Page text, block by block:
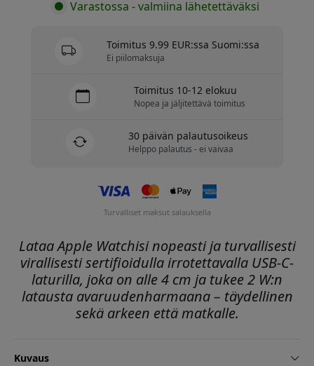
Varastossa - valmiina lähetettäväksi
Toimitus 9.99 EUR:ssa Suomi:ssa
Ei piilomaksuja
Toimitus 10-12 elokuu
Nopea ja jäljitettävä toimitus
30 päivän palautusoikeus
Helppo palautus - ei vaivaa
Turvalliset maksut salauksella
Lataa Apple Watchisi nopeasti ja turvallisesti
virallisesti sertifioidulla irrotettavalla USB-C-
laturilla, joka on alle 4 cm ja tukee 2 W:n
latausta avaruudenharmaana – täydellinen
sekä arkeen että matkalle.
Kuvaus